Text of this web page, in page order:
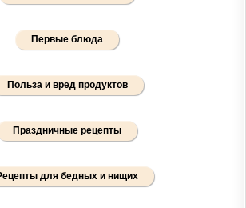
Первые блюда
Польза и вред продуктов
Праздничные рецепты
для бедных и нищих